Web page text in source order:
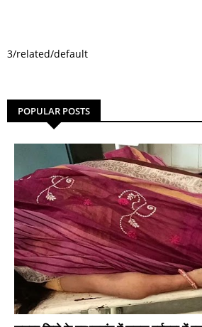
3/related/default
POPULAR POSTS